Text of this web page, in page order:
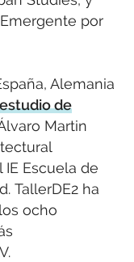
por
Alemania
estudio de
Martin
Escuela de
TallerDE2 ha
ocho